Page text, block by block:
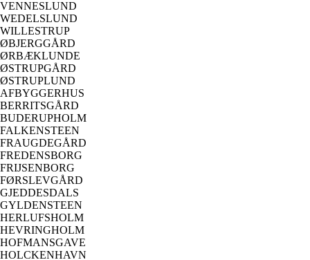
VENNESLUND
WEDELSLUND
WILLESTRUP
ØBJERGGÅRD
ØRBÆKLUNDE
ØSTRUPGÅRD
ØSTRUPLUND
AFBYGGERHUS
BERRITSGÅRD
BUDERUPHOLM
FALKENSTEEN
FRAUGDEGÅRD
FREDENSBORG
FRIJSENBORG
FØRSLEVGÅRD
GJEDDESDALS
GYLDENSTEEN
HERLUFSHOLM
HEVRINGHOLM
HOFMANSGAVE
HOLCKENHAVN